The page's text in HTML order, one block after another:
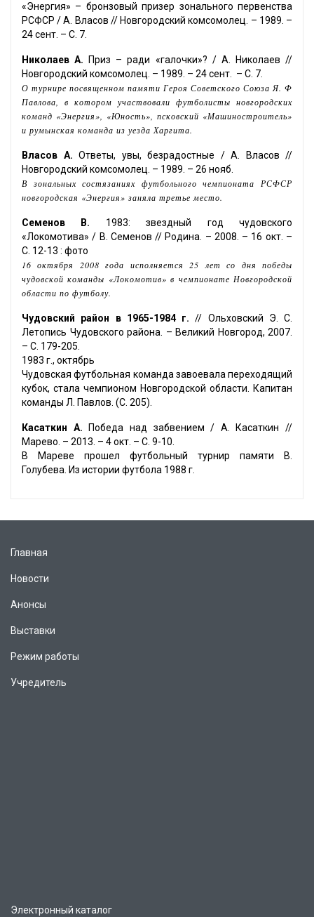
«Энергия» – бронзовый призер зонального первенства
РСФСР / А. Власов // Новгородский комсомолец. – 1989. –
24 сент. – С. 7.
Николаев А. Приз – ради «галочки»? / А. Николаев //
Новгородский комсомолец. – 1989. – 24 сент. – С. 7.
О турнире посвященном памяти Героя Советского Союза Я. Ф
Павлова, в котором участвовали футболисты новгородских
команд «Энергия», «Юность», псковский «Машиностроитель»
и румынская команда из уезда Харгита.
Власов А. Ответы, увы, безрадостные / А. Власов //
Новгородский комсомолец. – 1989. – 26 нояб.
В зональных состязаниях футбольного чемпионата РСФСР
новгородская «Энергия» заняла третье место.
Семенов В. 1983: звездный год чудовского
«Локомотива» / В. Семенов // Родина. – 2008. – 16 окт. –
С. 12-13 : фото
16 октября 2008 года исполняется 25 лет со дня победы
чудовской команды «Локомотив» в чемпионате Новгородской
области по футболу.
Чудовский район в 1965-1984 г. // Ольховский Э. С.
Летопись Чудовского района. – Великий Новгород, 2007.
– С. 179-205.
1983 г., октябрь
Чудовская футбольная команда завоевала переходящий
кубок, стала чемпионом Новгородской области. Капитан
команды Л. Павлов. (С. 205).
Касаткин А. Победа над забвением / А. Касаткин //
Марево. – 2013. – 4 окт. – С. 9-10.
В Мареве прошел футбольный турнир памяти В.
Голубева. Из истории футбола 1988 г.
Главная
Новости
Анонсы
Выставки
Режим работы
Учредитель
Электронный каталог